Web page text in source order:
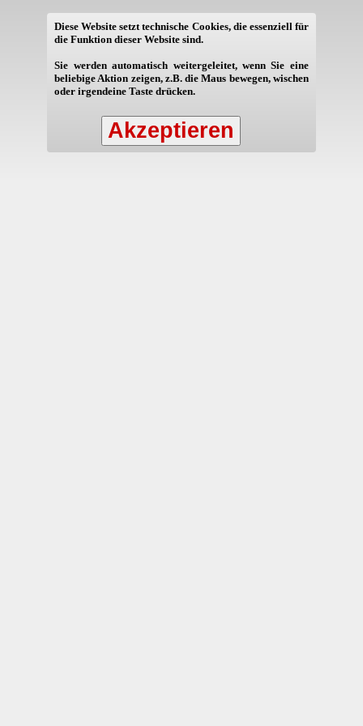
Diese Website setzt technische Cookies, die essenziell für
die Funktion dieser Website sind.
Sie werden automatisch weitergeleitet, wenn Sie eine
beliebige Aktion zeigen, z.B. die Maus bewegen, wischen
oder irgendeine Taste drücken.